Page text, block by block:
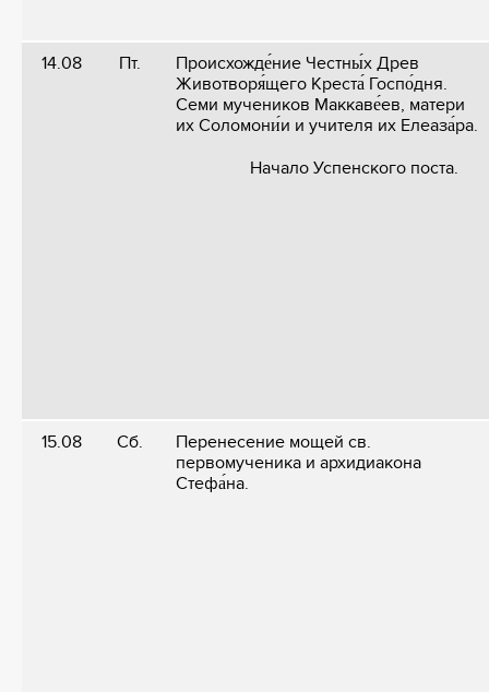
14.08 Пт.
Происхожде́ние Честны́х Древ
Животворя́щего Креста́ Госпо́дня.
Семи мучеников Маккаве́ев, матери
их Соломони́и и учителя их Елеаза́ра.
Начало Успенского поста.
15.08 Сб.
Перенесение мощей св.
первомученика и архидиакона
Стефа́на.